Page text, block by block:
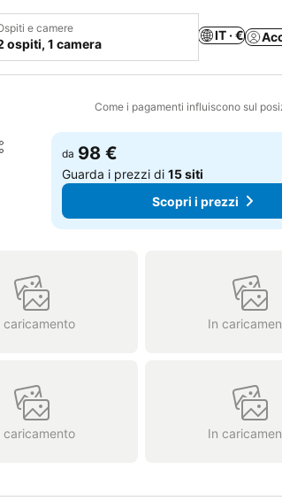
e camere
ospiti, 1 camera
IT · €
Come i pagamenti influiscono sul
Aggiungi ai preferiti
da 98 €
Guarda i prezzi di15 siti
Scopri i prezzi
caricamento In
caricamento In